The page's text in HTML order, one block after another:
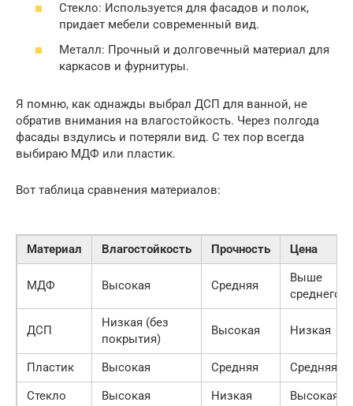
Стекло: Используется для фасадов и полок,
придает мебели современный вид.
Металл: Прочный и долговечный материал для
каркасов и фурнитуры.
Я помню, как однажды выбрал ДСП для ванной, не
обратив внимания на влагостойкость. Через полгода
фасады вздулись и потеряли вид. С тех пор всегда
выбираю МДФ или пластик.
Вот таблица сравнения материалов:
Материал Влагостойкость Прочность Цена
МДФ Высокая Средняя
Выше
среднего
ДСП
Низкая (без
покрытия)
Высокая Низкая
Пластик Высокая Средняя
Средняя
Стекло
Высокая Низкая Высокая